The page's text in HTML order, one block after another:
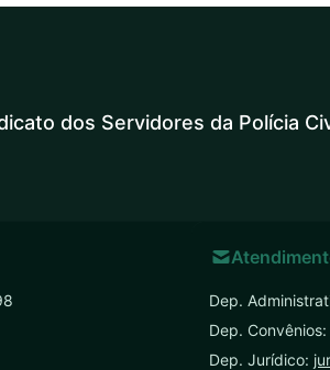
dos Servidores da Polícia
Dep.
Dep. Convênios:
Dep. Jurídico: